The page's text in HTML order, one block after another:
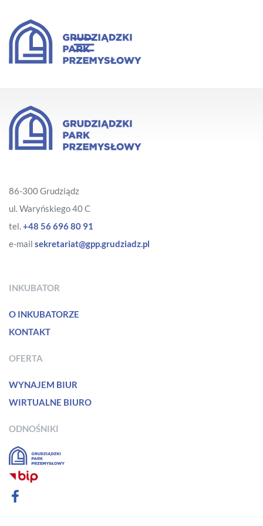
86-300 Grudziądz
ul. Waryńskiego 40 C
tel.+48 56 696 80 91
e-mail sekretariat@gpp.grudziadz.pl
INKUBATOR
O INKUBATORZE
KONTAKT
OFERTA
WYNAJEM BIUR
WIRTUALNE BIURO
ODNOŚNIKI